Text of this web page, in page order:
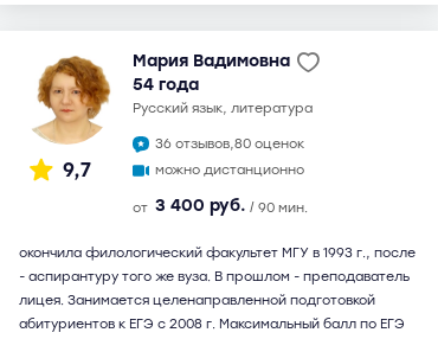
9,7
Мария Вадимовна
54 года
русский язык, литература
36 отзывов,80 оценок
можно дистанционно
от 3 400 руб. / 90 мин.
окончила филологический факультет МГУ в 1993 г., после
- аспирантуру того же вуза. В прошлом - преподаватель
лицея. Занимается целенаправленной подготовкой
абитуриентов к ЕГЭ с 2008 г. Максимальный балл по ЕГЭ